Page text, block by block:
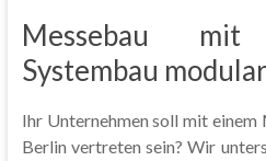
Messebau mit
Systembau modular
Ihr Unternehmen soll mit einem
Berlin vertreten sein? Wir